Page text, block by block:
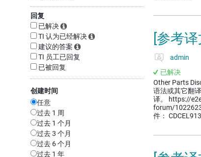
回复
已解决
TI 认为已经解决
建议的答案
TI 员工已回复
已被回复
创建时间
任意
过去 1 周
过去 1 个月
过去 3 个月
过去 6 个月
过去 1 年
[参考
admin
已解决
Other Parts
语法或其它翻
译。 https://
forum/
件：